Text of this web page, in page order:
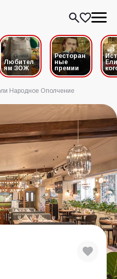
Любител
ям ЗОЖ
Ресторан
ные
премии
Народное Ополчение